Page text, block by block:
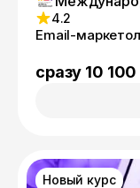
4.2
Email-
сразу 10
Новый курс